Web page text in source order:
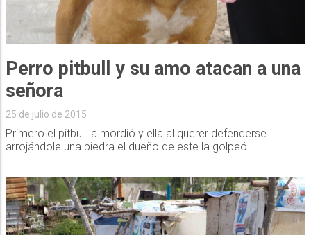
Perro pitbull y su amo atacan a una
señora
25 de julio de 2015
Primero el pitbull la mordió y ella al querer defenderse
arrojándole una piedra el dueño de este la golpeó